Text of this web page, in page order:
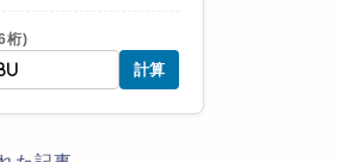
桁)
計算